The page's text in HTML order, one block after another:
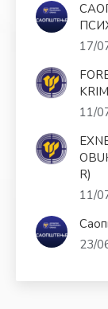
17/
11/
R)
11/
23/